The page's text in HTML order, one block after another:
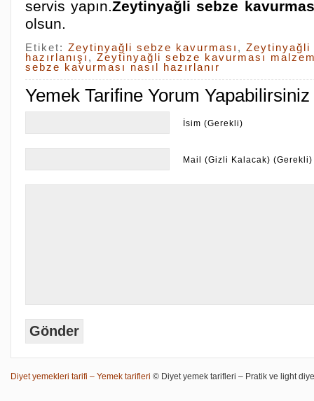
servis yapın.Zeytinyağli sebze
olsun.
Etiket: Zeytinyağli sebze kavurması , Zeytinyağli
hazırlanışı , Zeytinyağli sebze kavurması
sebze kavurması nasıl hazırlanır
Yemek Tarifine Yorum Yapabilirsiniz
İsim (Gerekli)
Mail (Gizli Kalacak) (Gerekli)
Diyet yemekleri tarifi – Yemek tarifleri © Diyet yemek tarifleri – Pratik ve light